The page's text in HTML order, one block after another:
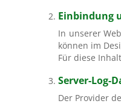
Einbindung
In unserer
können im
Für diese
Server-Log-
Der Provider